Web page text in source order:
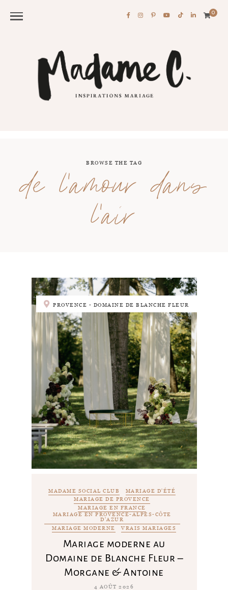
0
BROWSE THE TAG
de l’amour dans
l’air
PROVENCE - DOMAINE DE BLANCHE FLEUR
MADAME SOCIAL CLUB
MARIAGE D'ÉTÉ
MARIAGE DE PROVENCE
MARIAGE EN FRANCE
MARIAGE EN PROVENCE-ALPES-CÔTE
D'AZUR
MARIAGE MODERNE
VRAIS MARIAGES
Mariage moderne au
Domaine de Blanche Fleur –
Morgane & Antoine
4 AOÛT 2026